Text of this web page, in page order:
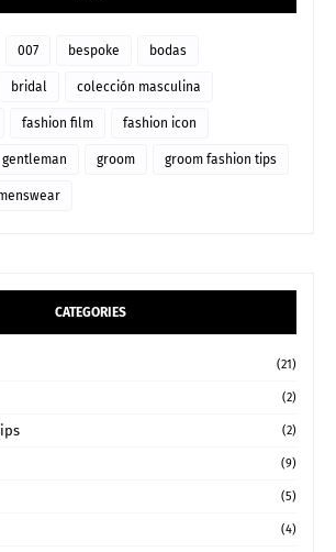
007 bespoke bodas
bridal colección masculina
fashion film fashion icon
gentleman groom groom fashion tips
CATEGORIES
(21)
(2)
(2)
(9)
(5)
(4)